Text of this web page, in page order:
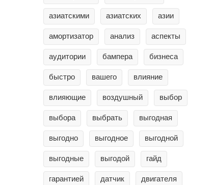
азиатскими азиатских азии
амортизатор анализ аспекты
аудитории бампера бизнеса
быстро вашего влияние
влияющие воздушный выбор
выбора выбрать выгодная
выгодно выгодное выгодной
выгодные выгодой гайд
гарантией датчик двигателя